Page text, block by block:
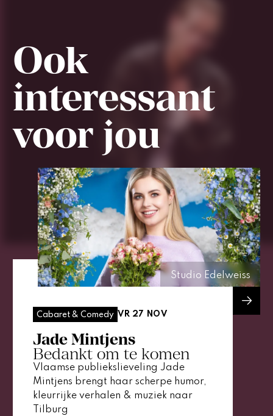
Ook
interessant
voor jou
Cabaret & Comedy VR 27 NOV
Jade Mintjens
Bedankt om te komen
Vlaamse publiekslieveling Jade
Mintjens brengt haar scherpe humor,
kleurrijke verhalen & muziek naar
Tilburg
Studio Edelweiss